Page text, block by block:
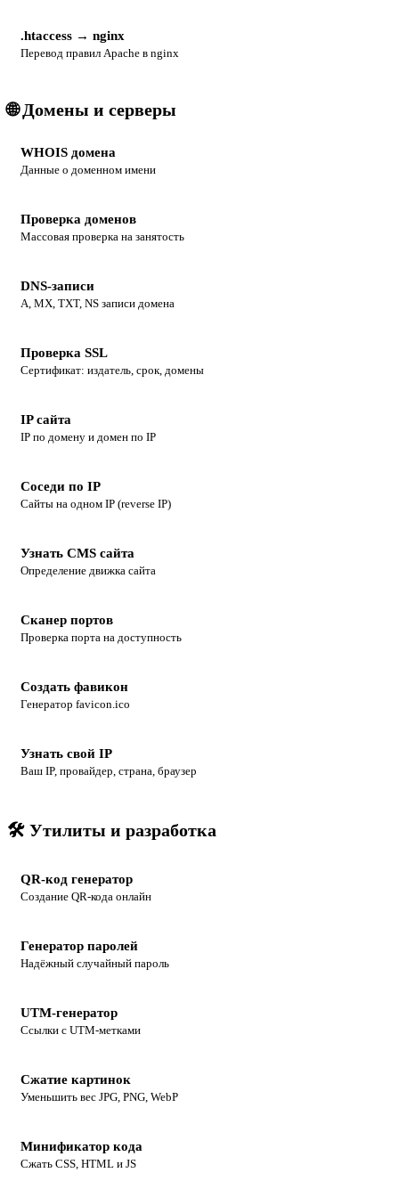
.htaccess → nginx
Перевод правил Apache в nginx
🌐 Домены и серверы
WHOIS домена
Данные о доменном имени
Проверка доменов
Массовая проверка на занятость
DNS-записи
A, MX, TXT, NS записи домена
Проверка SSL
Сертификат: издатель, срок, домены
IP сайта
IP по домену и домен по IP
Соседи по IP
Сайты на одном IP (reverse IP)
Узнать CMS сайта
Определение движка сайта
Сканер портов
Проверка порта на доступность
Создать фавикон
Генератор favicon.ico
Узнать свой IP
Ваш IP, провайдер, страна, браузер
🛠 Утилиты и разработка
QR-код генератор
Создание QR-кода онлайн
Генератор паролей
Надёжный случайный пароль
UTM-генератор
Ссылки с UTM-метками
Сжатие картинок
Уменьшить вес JPG, PNG, WebP
Минификатор кода
Сжать CSS, HTML и JS